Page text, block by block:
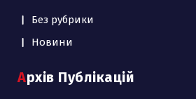
Без рубрики
Новини
Архів Публікацій